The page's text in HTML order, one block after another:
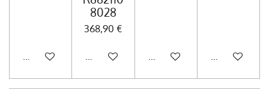
Añadir al carrito
8028
368,90 €
Añadir al carritoAñadir al carritoAñadir al